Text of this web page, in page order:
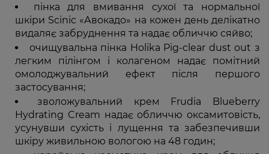
пінка для вмивання сухої та нормальної
шкіри Scinic «Авокадо» на кожен день делікатно
видаляє забруднення та надає обличчю сяйво;
очищувальна пінка Holika Pig-clear dust out з
легким пілінгом і колагеном надає помітний
омолоджувальний ефект після першого
застосування;
зволожувальний крем Frudia Blueberry
Hydrating Cream надає обличчю оксамитовість,
усунувши сухість і лущення та забезпечивши
шкіру живильною вологою на 48 годин;